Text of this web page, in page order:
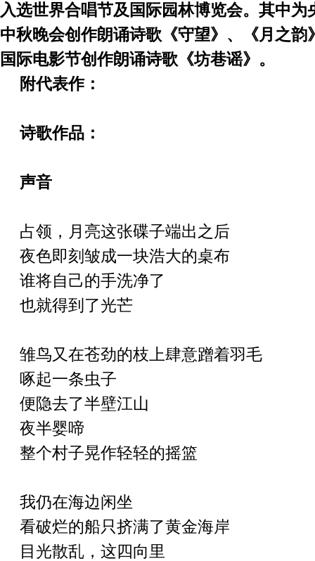
入选世界合唱节及国际园林博览会。其中为
中秋晚会创作朗诵诗歌《守望》、《月之韵
国际电影节创作朗诵诗歌《坊巷谣》。
附代表作：
诗歌作品 ：
声音
占领，月亮这张碟子端出之后
夜色即刻皱成一块浩大的桌布
谁将自己的手洗净了
也就得到了光芒
雏鸟又在苍劲的枝上肆意蹭着羽毛
啄起一条虫子
便隐去了半壁江山
夜半婴啼
整个村子晃作轻轻的摇篮
我仍在海边闲坐
看破烂的船只挤满了黄金海岸
目光散乱，这四向里